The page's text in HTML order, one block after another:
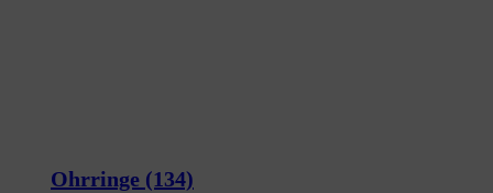
Ohrringe (134)